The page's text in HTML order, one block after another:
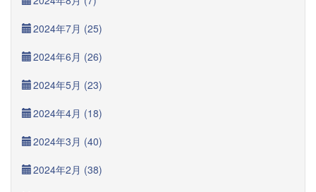
2024年7月 (25)
2024年6月 (26)
2024年5月 (23)
2024年4月 (18)
2024年3月 (40)
2024年2月 (38)